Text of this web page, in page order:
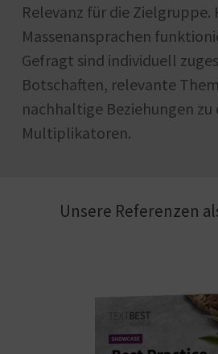
Relevanz für die Zielgruppe.
Massenansprachen
Gefragt sind individuell
Botschaften, relevante
nachhaltige Beziehungen
Multiplikatoren.
Unsere Referenzen